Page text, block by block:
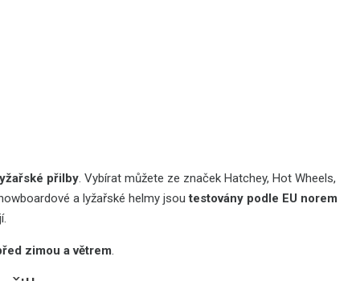
přilby . Vybírat můžete ze značek Hatchey, Hot Wheels,
a lyžařské helmy jsou testovány podle EU norem
zimou a větrem